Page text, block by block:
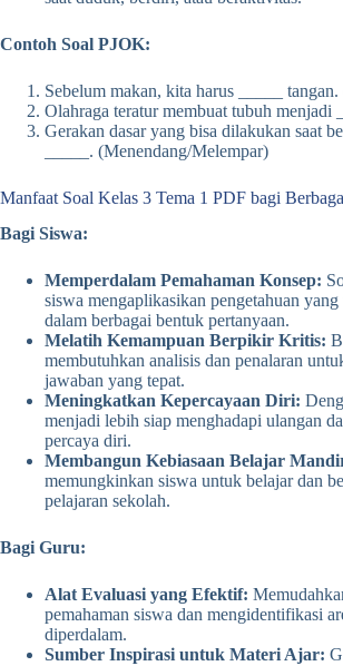
Contoh Soal PJOK:
Sebelum makan, kita harus _____
Olahraga teratur membuat tubuh menjadi
Gerakan dasar yang bisa dilakukan saat
_____. (Menendang/Melempar)
Manfaat Soal Kelas 3 Tema 1 PDF bagi
Bagi Siswa:
Memperdalam Pemahaman Konsep:
siswa mengaplikasikan pengetahuan
dalam berbagai bentuk pertanyaan.
Melatih Kemampuan Berpikir Kritis:
membutuhkan analisis dan penalaran
jawaban yang tepat.
Meningkatkan Kepercayaan Diri:
menjadi lebih siap menghadapi ulangan
percaya diri.
Membangun Kebiasaan Belajar
memungkinkan siswa untuk belajar dan
pelajaran sekolah.
Bagi Guru:
Alat Evaluasi yang Efektif:
pemahaman siswa dan mengidentifikasi
diperdalam.
Sumber Inspirasi untuk Materi Ajar: